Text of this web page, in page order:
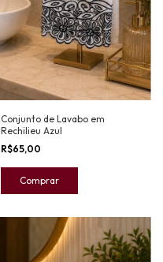
Conjunto de Lavabo em
Rechilieu Azul‎ ‎ ‎ ‎ ‎ ‎ ‎ ‎ ‎ ‎ ‎ ‎ ‎ ‎ ‎ ‎ ‎ ‎ ‎ ‎ ‎ ‎ ‎ ‎ ‎
R$65,00